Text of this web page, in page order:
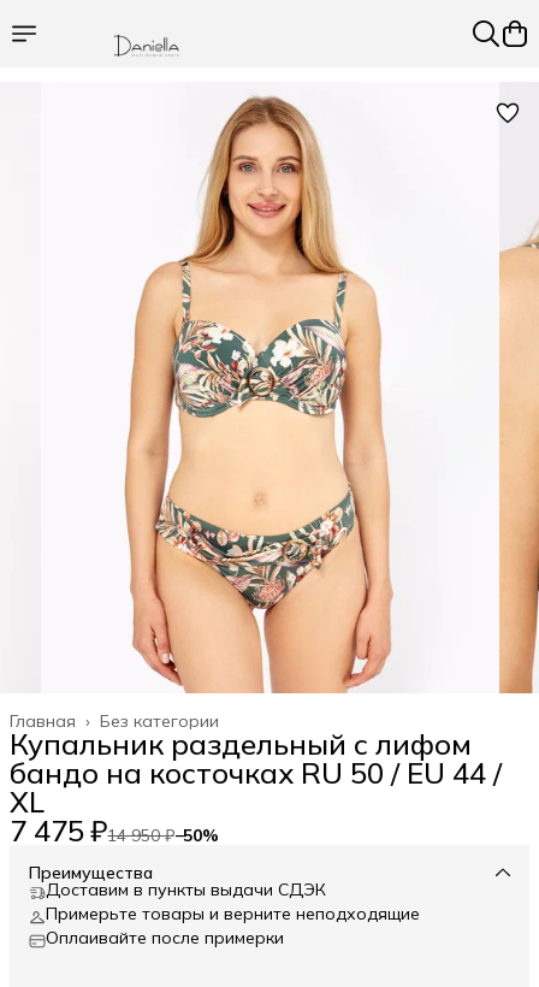
Без категории
Главная ›
Купальник раздельный с лифом
бандо на косточках RU 50 / EU 44 /
XL
7 475 ₽14 950 ₽−50%
Преимущества
Доставим в пункты выдачи СДЭК
Примерьте товары и верните неподходящие
Оплаивайте после примерки